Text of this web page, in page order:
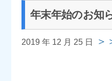
年末年始のお知
2019 年 12 月 25 日 ＞